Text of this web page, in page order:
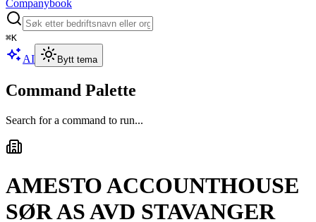
Companybook
⌘K
AI Bytt tema
Command Palette
Search for a command to run...
AMESTO ACCOUNTHOUSE
SØR AS AVD STAVANGER